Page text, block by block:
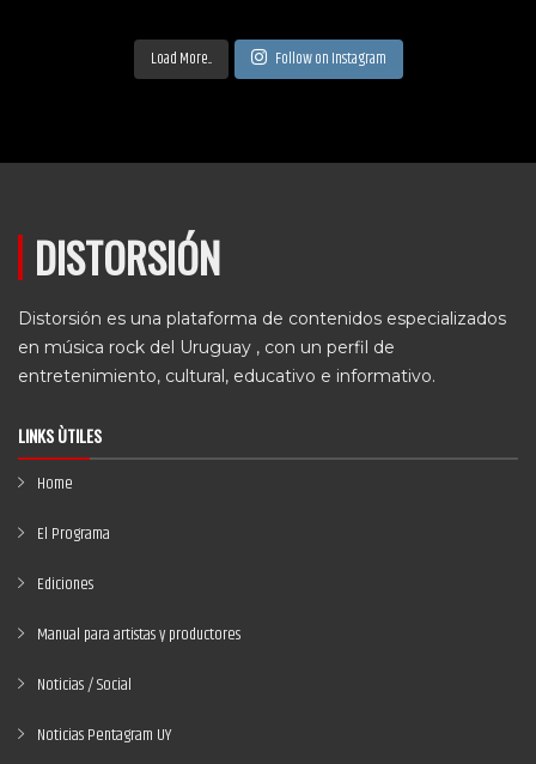
Load More... Follow on Instagram
DISTORSIÓN
Distorsión es una plataforma de contenidos especializados
en música rock del Uruguay , con un perfil de
entretenimiento, cultural, educativo e informativo.
LINKS ÙTILES
Home
El Programa
Ediciones
Manual para artistas y productores
Noticias / Social
Noticias Pentagram UY